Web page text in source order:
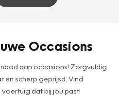
Occasions
aan occasions! Zorgvuldig
scherp geprijsd. Vind
dat bij jou past!